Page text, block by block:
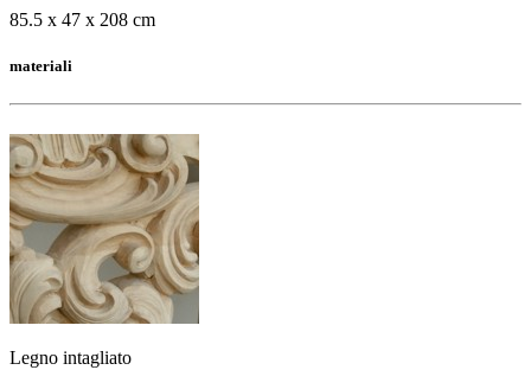
85.5 x 47 x 208 cm
materiali
Legno intagliato